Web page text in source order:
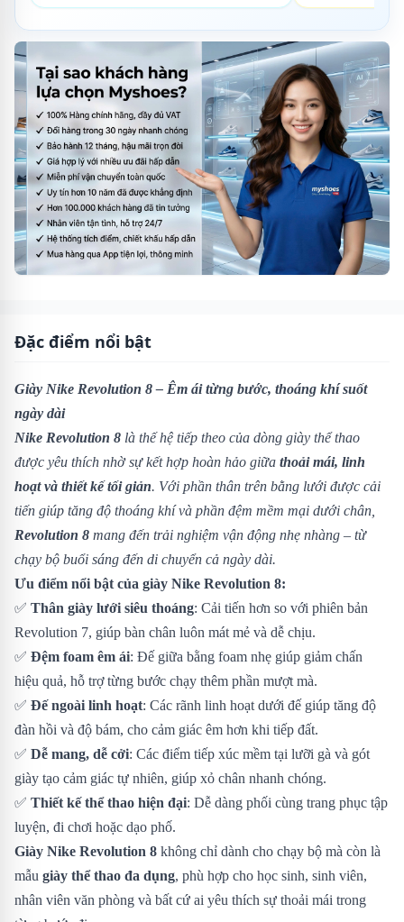
Đặc điểm nổi bật
Giày Nike Revolution 8 – Êm ái từng bước, thoáng khí suốt
ngày dài
Nike Revolution 8 là thế hệ tiếp theo của dòng giày thể thao
được yêu thích nhờ sự kết hợp hoàn hảo giữa thoải mái, linh
hoạt và thiết kế tối giản. Với phần thân trên bằng lưới được cải
tiến giúp tăng độ thoáng khí và phần đệm mềm mại dưới chân,
Revolution 8 mang đến trải nghiệm vận động nhẹ nhàng – từ
chạy bộ buổi sáng đến di chuyển cả ngày dài.
Ưu điểm nổi bật của giày Nike Revolution 8:
✅ Thân giày lưới siêu thoáng: Cải tiến hơn so với phiên bản
Revolution 7, giúp bàn chân luôn mát mẻ và dễ chịu.
✅ Đệm foam êm ái: Đế giữa bằng foam nhẹ giúp giảm chấn
hiệu quả, hỗ trợ từng bước chạy thêm phần mượt mà.
✅ Đế ngoài linh hoạt: Các rãnh linh hoạt dưới đế giúp tăng độ
đàn hồi và độ bám, cho cảm giác êm hơn khi tiếp đất.
✅ Dễ mang, dễ cởi: Các điểm tiếp xúc mềm tại lưỡi gà và gót
giày tạo cảm giác tự nhiên, giúp xỏ chân nhanh chóng.
✅ Thiết kế thể thao hiện đại: Dễ dàng phối cùng trang phục tập
luyện, đi chơi hoặc dạo phố.
Giày Nike Revolution 8 không chỉ dành cho chạy bộ mà còn là
mẫu giày thể thao đa dụng, phù hợp cho học sinh, sinh viên,
nhân viên văn phòng và bất cứ ai yêu thích sự thoải mái trong